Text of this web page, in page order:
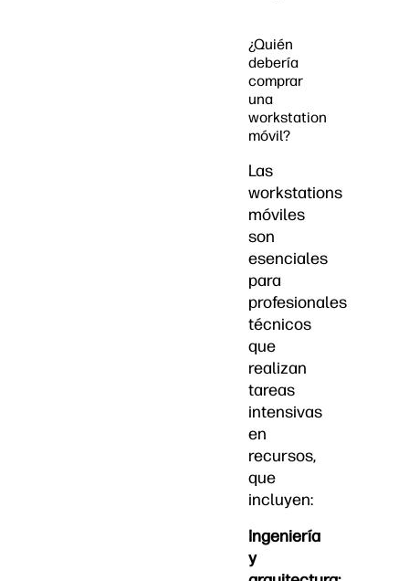
¿Quién
debería
comprar
una
workstation
móvil?
Las
workstations
móviles
son
esenciales
para
profesionales
técnicos
que
realizan
tareas
intensivas
en
recursos,
que
incluyen:
Ingeniería
y